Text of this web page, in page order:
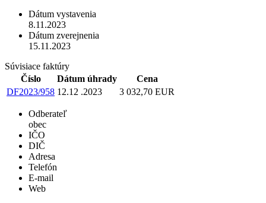
Dátum vystavenia
8.11.2023
Dátum zverejnenia
15.11.2023
Súvisiace faktúry
Číslo
Dátum úhrady
Cena
DF2023/958 12.12 .2023 3 032,70 EUR
Odberateľ
obec
IČO
DIČ
Adresa
Telefón
E-mail
Web